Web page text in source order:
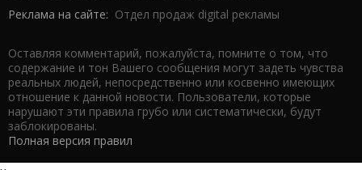
Реклама на сайте: Отдел продаж digital рекламы
Оставляя комментарий, пожалуйста, помните о том, что
содержание и тон Вашего сообщения могут задеть чувства
реальных людей, непосредственно или косвенно имеющих
отношение к данной новости. Пользователи, которые
нарушают эти правила грубо или систематически, будут
заблокированы.
Полная версия правил